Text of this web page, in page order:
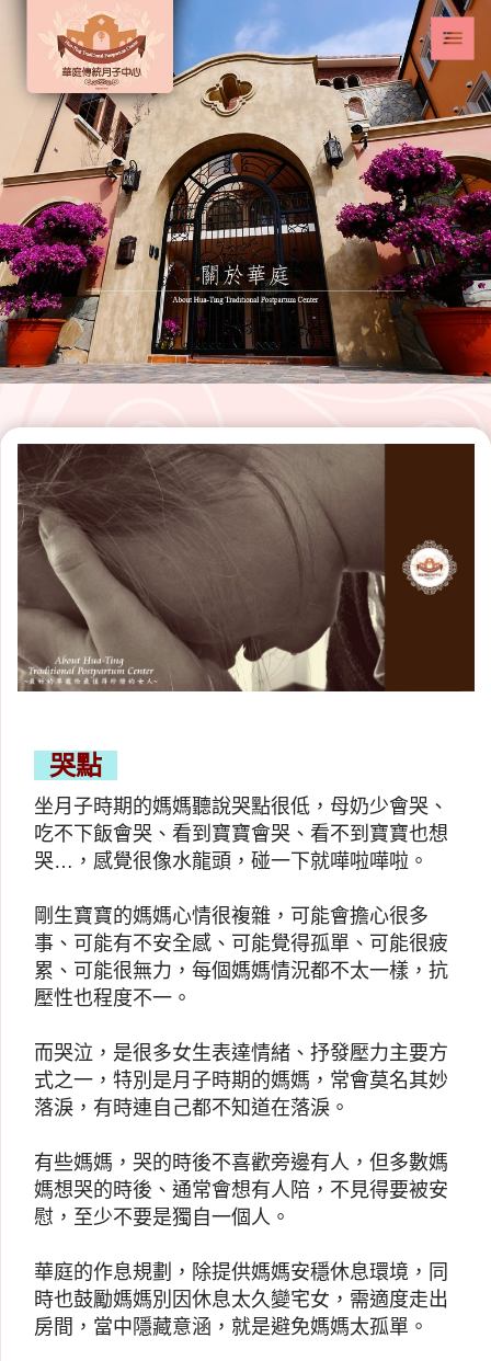
哭點
坐月子時期的媽媽聽說哭點很低，母奶少會哭、
吃不下飯會哭、看到寶寶會哭、看不到寶寶也想
哭…，感覺很像水龍頭，碰一下就嘩啦嘩啦。
剛生寶寶的媽媽心情很複雜，可能會擔心很多
事、可能有不安全感、可能覺得孤單、可能很疲
累、可能很無力，每個媽媽情況都不太一樣，抗
壓性也程度不一。
而哭泣，是很多女生表達情緒、抒發壓力主要方
式之一，特別是月子時期的媽媽，常會莫名其妙
落淚，有時連自己都不知道在落淚。
有些媽媽，哭的時後不喜歡旁邊有人，但多數媽
媽想哭的時後、通常會想有人陪，不見得要被安
慰，至少不要是獨自一個人。
華庭的作息規劃，除提供媽媽安穩休息環境，同
時也鼓勵媽媽別因休息太久變宅女，需適度走出
房間，當中隱藏意涵，就是避免媽媽太孤單。